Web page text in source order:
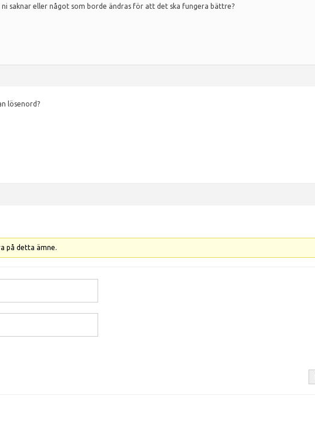
saknar eller något som borde ändras för att det ska fungera bättre?
lösenord?
på detta ämne.